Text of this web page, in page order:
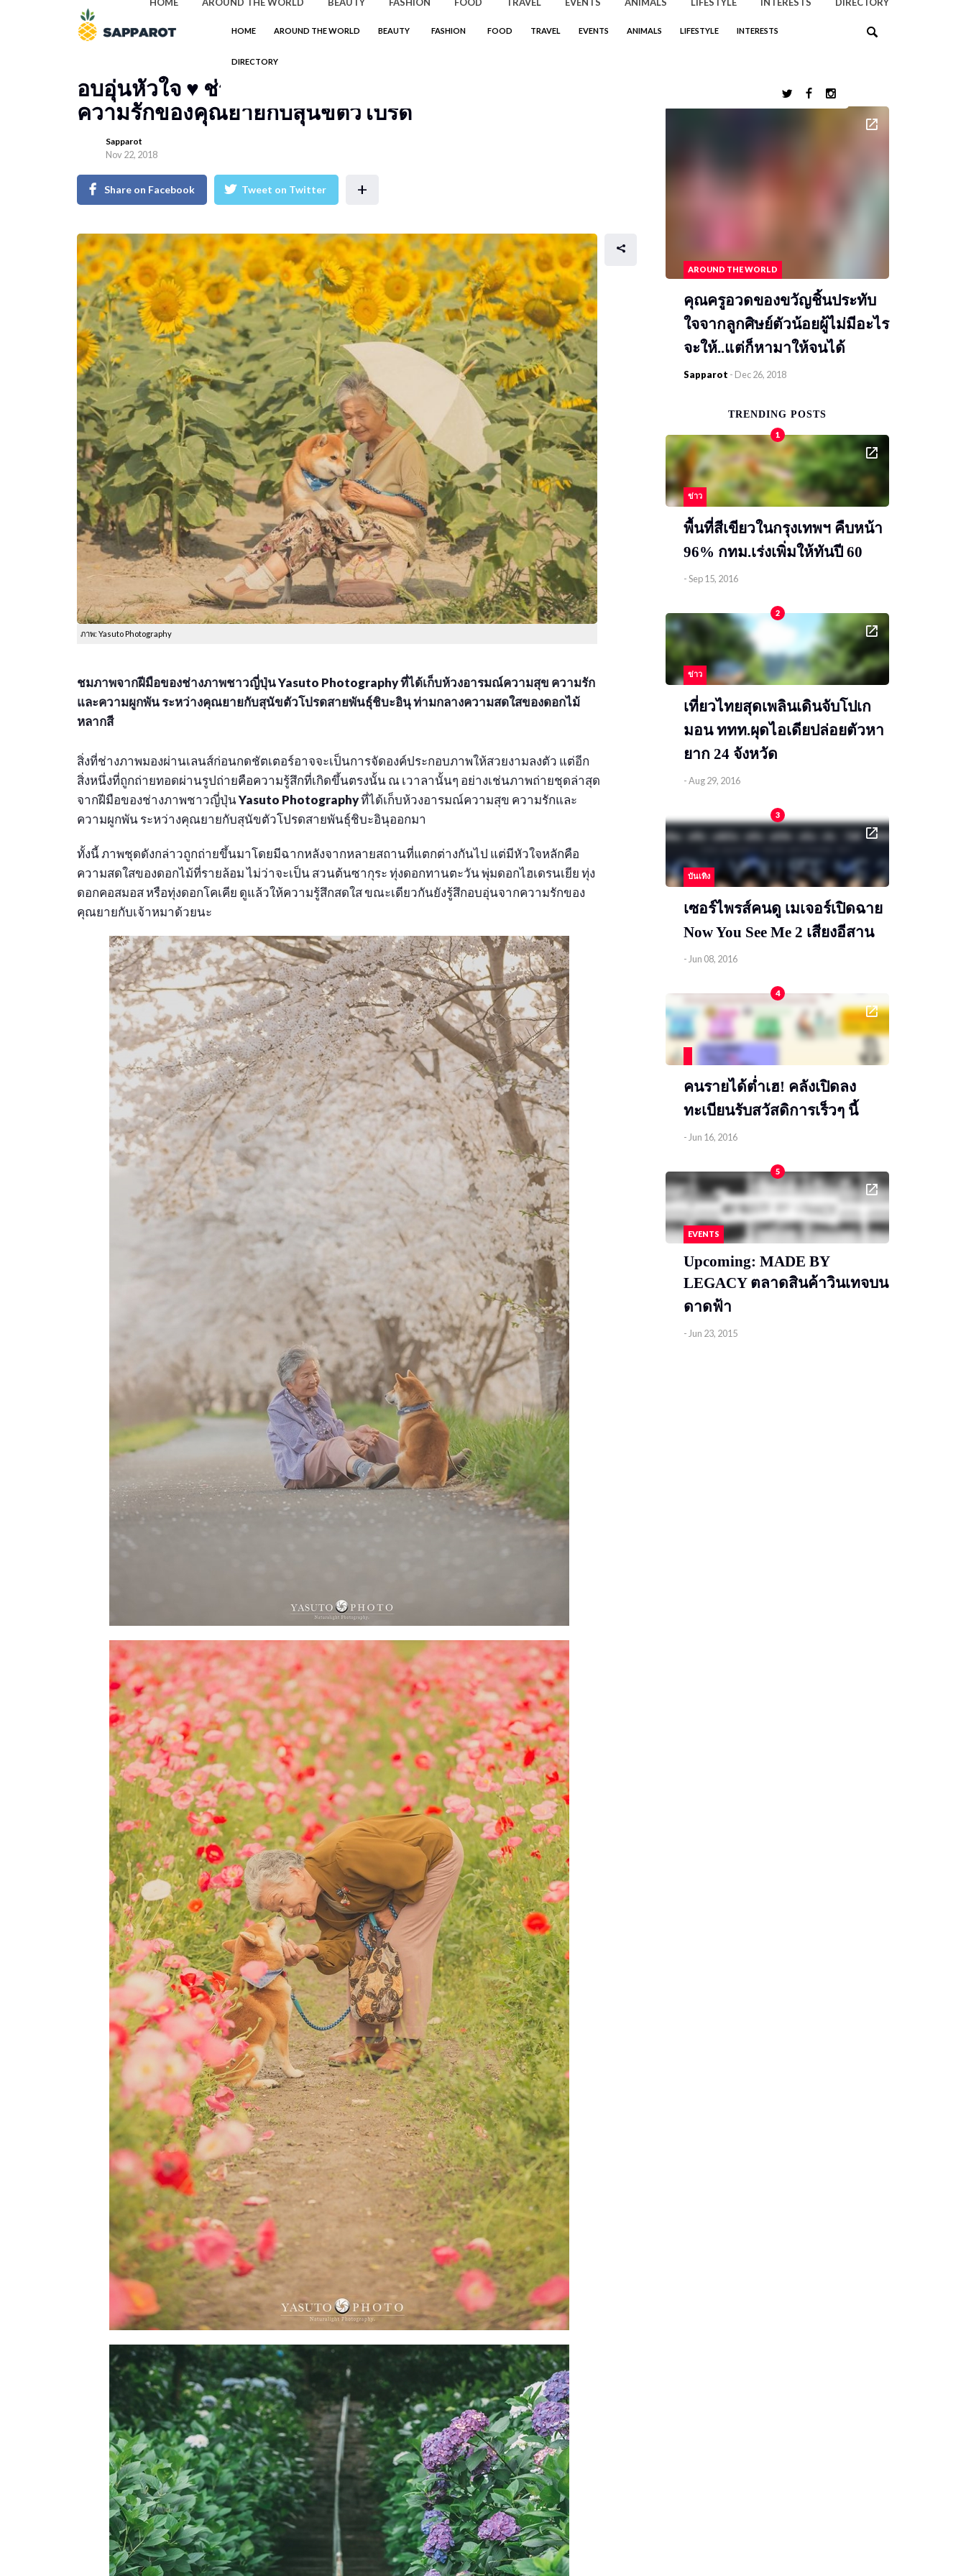
HOME AROUND THE WORLD BEAUTY FASHION FOOD TRAVEL EVENTS ANIMALS LIFESTYLE INTERESTS
DIRECTORY
อบอุ่นหัวใจ ♥ ช่างภาพญี่ปุ่น Yasuto แชะภาพสวยถ่ายทอด
ความรักของคุณยายกับสุนัขตัวโปรด
Sapparot
Nov 22, 2018
Share on Facebook Tweet on Twitter +
ภาพ: Yasuto Photography
ชมภาพจากฝีมือของช่างภาพชาวญี่ปุ่น Yasuto Photography ที่ได้เก็บห้วงอารมณ์ความสุข ความรัก
และความผูกพัน ระหว่างคุณยายกับสุนัขตัวโปรดสายพันธุ์ชิบะอินุ ท่ามกลางความสดใสของดอกไม้
หลากสี
สิ่งที่ช่างภาพมองผ่านเลนส์ก่อนกดชัตเตอร์อาจจะเป็นการจัดองค์ประกอบภาพให้สวยงามลงตัว แต่อีก
สิ่งหนึ่งที่ถูกถ่ายทอดผ่านรูปถ่ายคือความรู้สึกที่เกิดขึ้นตรงนั้น ณ เวาลานั้นๆ อย่างเช่นภาพถ่ายชุดล่าสุด
จากฝีมือของช่างภาพชาวญี่ปุ่นYasuto Photographyที่ได้เก็บห้วงอารมณ์ความสุข ความรักและ
ความผูกพัน ระหว่างคุณยายกับสุนัขตัวโปรดสายพันธุ์ชิบะอินุออกมา
ทั้งนี้ ภาพชุดดังกล่าวถูกถ่ายขึ้นมาโดยมีฉากหลังจากหลายสถานที่แตกต่างกันไป แต่มีหัวใจหลักคือ
ความสดใสของดอกไม้ที่รายล้อม ไม่ว่าจะเป็น สวนต้นซากุระ ทุ่งดอกทานตะวัน พุ่มดอกไฮเดรนเยีย ทุ่ง
ดอกคอสมอส หรือทุ่งดอกโคเคีย ดูแล้วให้ความรู้สึกสดใส ขณะเดียวกันยังรู้สึกอบอุ่นจากความรักของ
คุณยายกับเจ้าหมาด้วยนะ
FEATURED POST
AROUND THE WORLD
คุณครูอวดของขวัญชิ้นประทับ
ใจจากลูกศิษย์ตัวน้อยผู้ไม่มีอะไร
จะให้..แต่ก็หามาให้จนได้
Sapparot - Dec 26, 2018
TRENDING POSTS
1
ข่าว
พื้นที่สีเขียวในกรุงเทพฯ คืบหน้า
96% กทม.เร่งเพิ่มให้ทันปี 60
-Sep 15, 2016
2
ข่าว
เที่ยวไทยสุดเพลินเดินจับโปเก
มอน ททท.ผุดไอเดียปล่อยตัวหา
ยาก 24 จังหวัด
-Aug 29, 2016
3
บันเทิง
เซอร์ไพรส์คนดู เมเจอร์เปิดฉาย
Now You See Me 2 เสียงอีสาน
- Jun 08, 2016
4
คนรายได้ต่ำเฮ! คลังเปิดลง
ทะเบียนรับสวัสดิการเร็วๆ นี้
- Jun 16, 2016
5
EVENTS
Upcoming: MADE BY
LEGACY ตลาดสินค้าวินเทจบน
ดาดฟ้า
- Jun 23, 2015